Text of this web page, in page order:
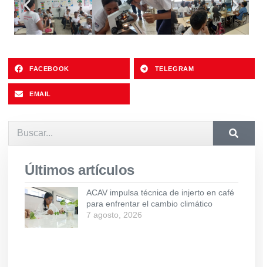
FACEBOOK TELEGRAM
EMAIL
Últimos artículos
ACAV impulsa técnica de injerto en café
para enfrentar el cambio climático
7 agosto, 2026